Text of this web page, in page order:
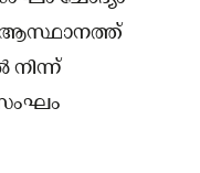
ആസ്ഥാനത്ത്
നിന്ന്